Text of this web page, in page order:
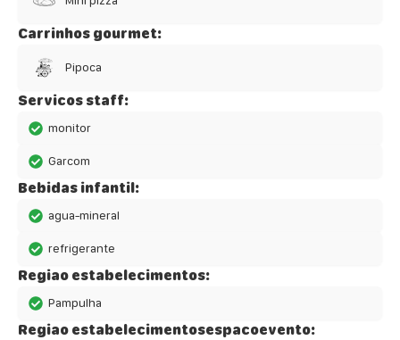
Carrinhos gourmet:
Pipoca
Servicos staff:
monitor
Garcom
Bebidas infantil:
agua-mineral
refrigerante
Regiao estabelecimentos:
Pampulha
Regiao estabelecimentosespacoevento: